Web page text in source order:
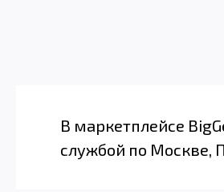
В маркетплейсе
службой по Москве,